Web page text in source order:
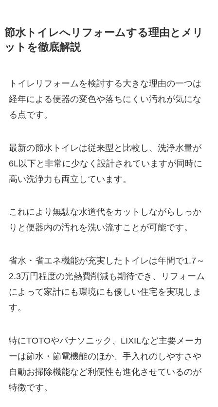
節水トイレへリフォームする理由とメリ
ットを徹底解説
トイレリフォームを検討する大きな理由の一つは
経年による便器の変色や落ちにくい汚れが気にな
る点です。
最新の節水トイレは従来型と比較し、洗浄水量が
6L以下と非常に少なく設計されていますが同時に
高い洗浄力も両立しています。
これにより無駄な水道代をカットしながらしっか
りと便器内の汚れを洗い流すことが可能です。
省水・省エネ機能が充実したトイレは年間で1.7～
2.3万円程度の光熱費削減も期待でき、リフォーム
によって家計にも環境にも優しい住宅を実現しま
す。
特にTOTOやパナソニック、LIXILなど主要メーカ
ーは節水・節電機能のほか、手入れのしやすさや
自動お掃除機能など利便性も進化させているのが
特徴です。